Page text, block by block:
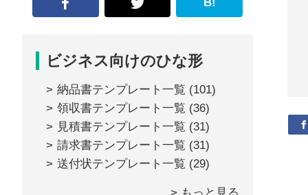
ナ
ビジネス向けのひな形
納品書テンプレート一覧 (101)
領収書テンプレート一覧 (36)
見積書テンプレート一覧 (31)
請求書テンプレート一覧 (31)
送付状テンプレート一覧 (29)